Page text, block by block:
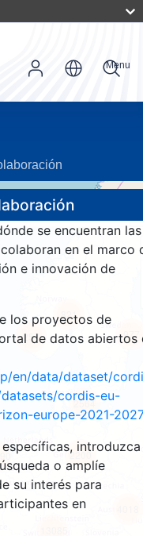
Menu
se encuentran las
en el marco
e innovación de
los proyectos de
de datos abiertos
en/data/dataset/
cordis-eu-
europe-2021-2027
introduzca
o amplíe
su interés para
en
257
821
977
2564
2200